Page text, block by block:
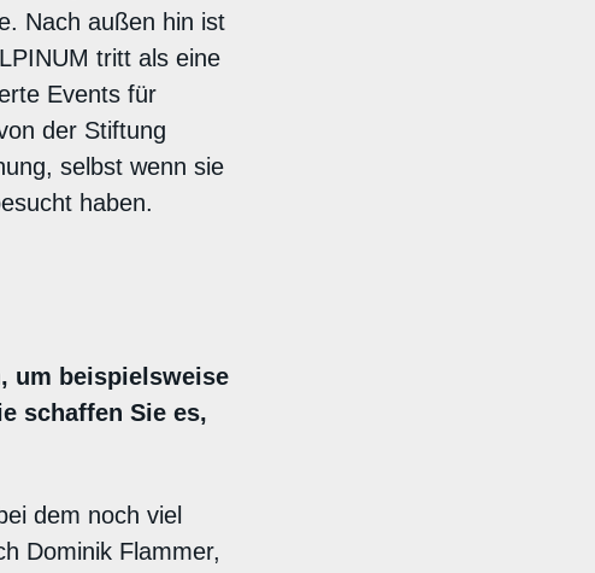
Nach außen hin ist
tritt als eine
Events für
der Stiftung
selbst wenn sie
haben.
um beispielsweise
schaffen Sie es,
dem noch viel
Dominik Flammer,